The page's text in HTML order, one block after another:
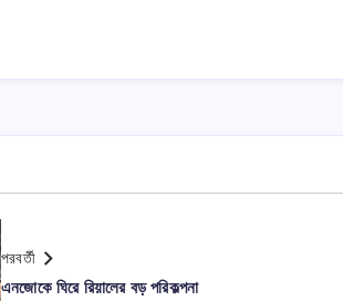
পরবর্তী
এনজোকে ঘিরে রিয়ালের বড় পরিকল্পনা